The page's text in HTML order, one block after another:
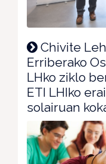
Chivite
Erriberako
LHko ziklo
ETI LHIko
solairuan